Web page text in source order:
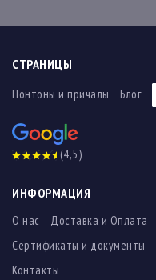
СТРАНИЦЫ
Понтоны и причалы Блог
(4,5)
ИНФОРМАЦИЯ
О нас Доставка и Оплата
Сертификаты и документы
Контакты